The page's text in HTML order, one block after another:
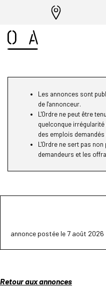
Les annonces sont
de l'annonceur.
L'Ordre ne peut être
quelconque
des emplois
L'Ordre ne sert pas
demandeurs et les
annonce postée le 7 août 2026
Retour aux annonces